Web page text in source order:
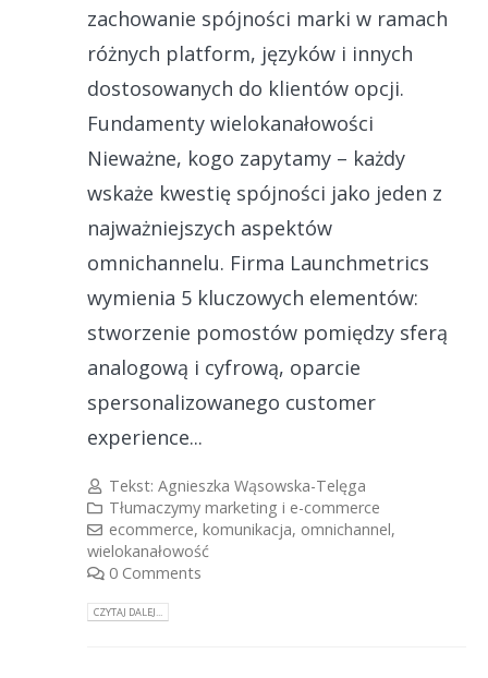
zachowanie spójności marki w ramach
różnych platform, języków i innych
dostosowanych do klientów opcji.
Fundamenty wielokanałowości
Nieważne, kogo zapytamy – każdy
wskaże kwestię spójności jako jeden z
najważniejszych aspektów
omnichannelu. Firma Launchmetrics
wymienia 5 kluczowych elementów:
stworzenie pomostów pomiędzy sferą
analogową i cyfrową, oparcie
spersonalizowanego customer
experience...
Tekst:Agnieszka Wąsowska-Telęga
Tłumaczymy marketing i e-commerce
ecommerce,komunikacja, omnichannel,
wielokanałowość
0 Comments
CZYTAJ DALEJ...